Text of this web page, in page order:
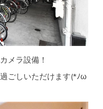
メラ設備！
ごしいただけます(*ﾉω